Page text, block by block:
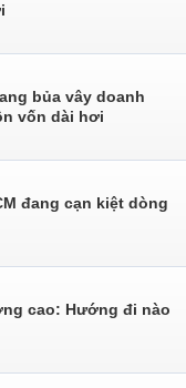
bủa vây doanh
vốn dài hơi
đang cạn kiệt dòng
cao: Hướng đi nào